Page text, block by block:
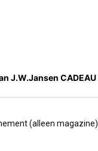
J.W.Jansen CADEAU
(alleen magazine)